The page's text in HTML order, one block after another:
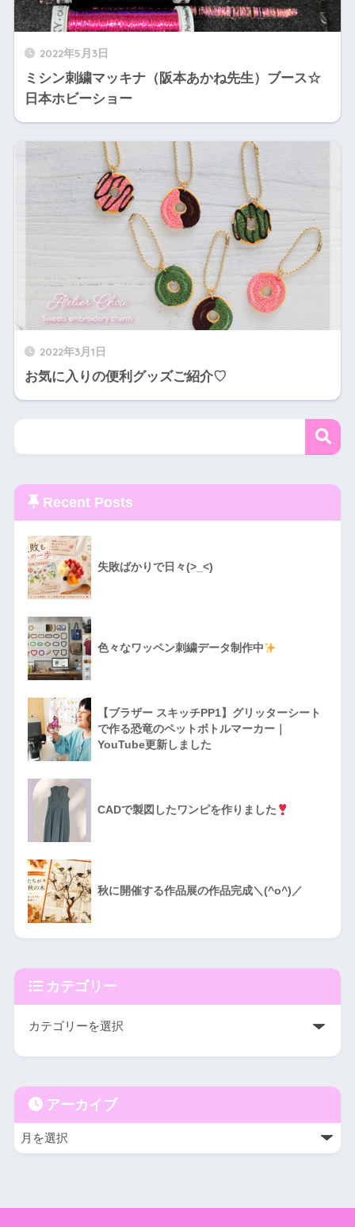
2022年5月3日
ミシン刺繍マッキナ（阪本あかね先生）ブース☆
日本ホビーショー
2022年3月1日
お気に入りの便利グッズご紹介♡
Recent Posts
失敗ばかりで日々(>_<)
色々なワッペン刺繍データ制作中
【ブラザー スキッチPP1】グリッターシート
で作る恐竜のペットボトルマーカー｜
YouTube更新しました
CADで製図したワンピを作りました
秋に開催する作品展の作品完成＼(^o^)／
カテゴリー
アーカイブ